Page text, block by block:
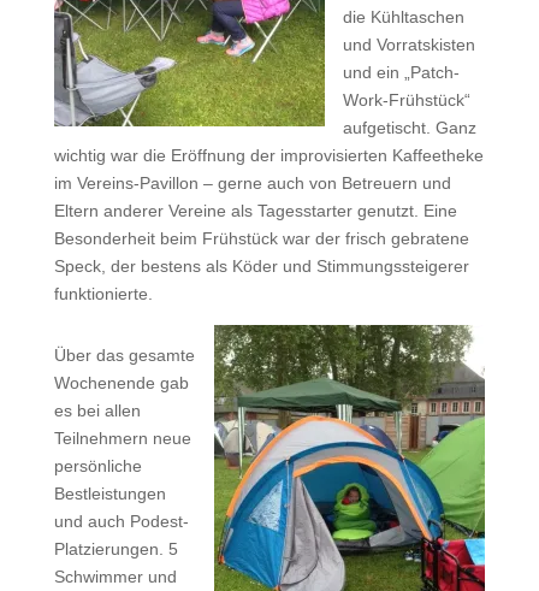
die Kühltaschen
und Vorratskisten
und ein „Patch-
Work-Frühstück“
aufgetischt. Ganz
wichtig war die Eröffnung der improvisierten Kaffeetheke
im Vereins-Pavillon – gerne auch von Betreuern und
Eltern anderer Vereine als Tagesstarter genutzt. Eine
Besonderheit beim Frühstück war der frisch gebratene
Speck, der bestens als Köder und Stimmungssteigerer
funktionierte.
Über das gesamte
Wochenende gab
es bei allen
Teilnehmern neue
persönliche
Bestleistungen
und auch Podest-
Platzierungen. 5
Schwimmer und